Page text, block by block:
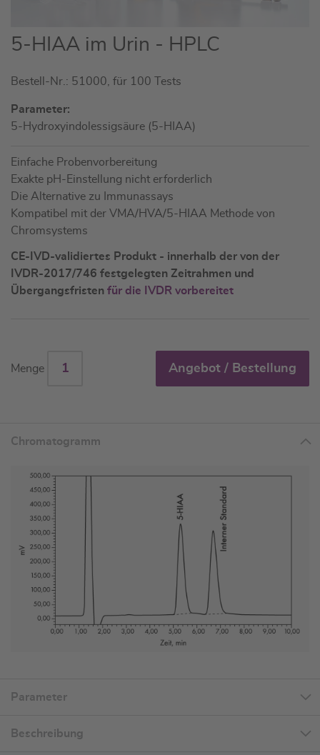
Zum
Anfang
Bildgalerie
springen
5-HIAA im Urin - HPLC
Bestell-Nr.: 51000, für 100 Tests
Parameter:
5-Hydroxyindolessigsäure (5-HIAA)
Einfache Probenvorbereitung
Exakte pH-Einstellung nicht erforderlich
Die Alternative zu Immunassays
Kompatibel mit der VMA/HVA/5-HIAA Methode von
Chromsystems
CE-IVD-validiertes Produkt - innerhalb der von der
IVDR-2017/746 festgelegten Zeitrahmen und
Übergangsfristen für die IVDR vorbereitet
Menge Angebot / Bestellung
Chromatogramm
Parameter
Beschreibung